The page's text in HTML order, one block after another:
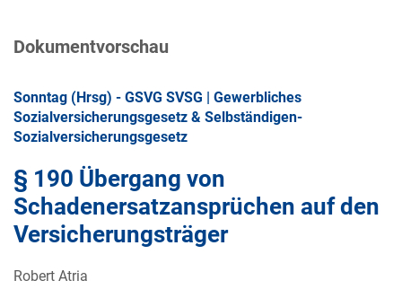
Dokumentvorschau
Sonntag (Hrsg) - GSVG SVSG | Gewerbliches
Sozialversicherungsgesetz & Selbständigen-
Sozialversicherungsgesetz
§ 190 Übergang von
Schadenersatzansprüchen auf den
Versicherungsträger
Robert Atria